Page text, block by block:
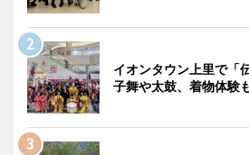
イオンタウン上里で
子舞や太鼓、着物体験